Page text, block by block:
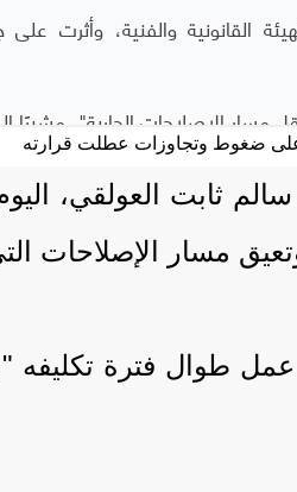
ثابت العولقي،
مسار الإصلاحات
عمل طوال فترة